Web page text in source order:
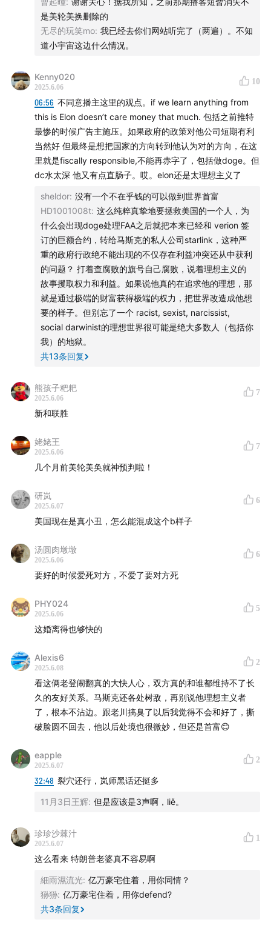
【我们是谁】
美轮美换是一档深入探讨当今美国政治的中文播客。
我们的主播和嘉宾：
Talich：美国政治和文化历史爱好者
王浩岚：美国政治爱好者，岚目公众号主笔兼消息二道贩
小华：媒体人
曹起曈：青椒，政治行为研究者
主播和嘉宾的言论不代表其所在机构或其雇主的观点。
【 What We Talked About】
On June 5, 2025, U.S. President Donald Trump and
the world's richest man, Elon Musk, erupted into a
fierce public dispute on social media, marking the
formal (and temporary) rupture of their political
alliance. From Musk's public criticism of the
Musk suffers from "Trump Derangement Syndrome,"
and then to Musk dropping the bombshell of the so-
escalated rapidly within a single day, with their war
of words intensifying online.
This episode unpacks this firestorm that has
captivated public attention. We explore whether this
feud stems from a clash of principles or a naked
conflict of interest. We assess the true extent of
Musk's influence within the Republican Party and the
MAGA movement, and whether he overestimated his
impact the prospects of the "Big Beautiful Bill" bill in
the Senate.
This episode was recorded on June 5, 2025, at
approximately 10 p.m. U.S. Eastern Time.
【Support Us】
If you like our show and want to support us, please
consider the following:
Join our membership program:
theamericanroulette.com
Support us on Patreon:
www.patreon.com/americanroulette
american.roulette.pod@gmail.com
【Timeline】
是美轮美换删除的
无尽的玩笑mo: 我已经去你们网站听完了（两遍）。不知
道小宇宙这边什么情况。
Kenny020
2025.6.06
10
06:56 不同意播主这里的观点。if we learn anything from
this is Elon doesn’t care money that much. 包括之前推特
最惨的时候广告主施压。如果政府的政策对他公司短期有利
当然好 但最终是想把国家的方向转到他认为对的方向，在这
里就是fiscally responsible,不能再赤字了，包括做doge。但
dc水太深 他又有点直肠子。哎。elon还是太理想主义了
sheldor: 没有一个不在乎钱的可以做到世界首富
HD1001008t: 这么纯粹真挚地要拯救美国的一个人，为
什么会出现doge处理FAA之后就把本来已经和 verion 签
订的巨额合约，转给马斯克的私人公司starlink，这种严
重的政府行政绝不能出现的不仅存在利益冲突还从中获利
的问题？ 打着查腐败的旗号自己腐败，说着理想主义的
故事攫取权力和利益。如果说他真的在追求他的理想，那
就是通过极端的财富获得极端的权力，把世界改造成他想
要的样子。但别忘了一个 racist, sexist, narcissist,
social darwinist的理想世界很可能是绝大多数人（包括你
我）的地狱。
共13条回复
熊孩子粑粑
2025.6.06
7
新和联胜
姥姥王
2025.6.06
7
几个月前美轮美奂就神预判啦！
研岚
2025.6.07
6
美国现在是真小丑，怎么能混成这个b样子
汤圆肉墩墩
2025.6.06
6
要好的时候爱死对方，不爱了要对方死
PHY024
2025.6.06
5
这婚离得也够快的
Alexis6
2025.6.08
2
看这俩老登闹翻真的大快人心，双方真的和谁都维持不了长
久的友好关系。马斯克还各处树敌，再别说他理想主义者
了，根本不沾边。跟老川搞臭了以后我觉得不会和好了，撕
破脸圆不回去，他以后处境也很微妙，但还是首富😊
eapple
2025.6.07
2
32:48 裂穴还行，岚师黑话还挺多
11月3日王辉: 但是应该是3声啊，liě。
珍珍沙棘汁
2025.6.07
1
这么看来 特朗普老婆真不容易啊
細雨濕流光: 亿万豪宅住着，用你同情？
狲狲: 亿万豪宅住着，用你defend?
共3条回复